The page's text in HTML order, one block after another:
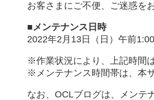
お客さまにご不便、ご迷惑を
■メンテナンス日時
2022年2月13日（日）午前
※作業状況により、上記時間
※メンテナンス時間帯は、本
なお、 OCLブログは、メンテ